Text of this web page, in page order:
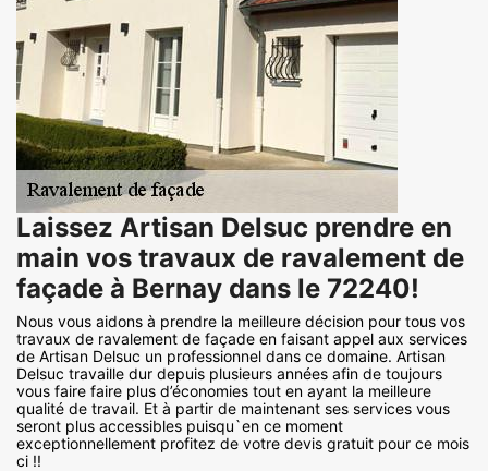
Laissez Artisan Delsuc prendre en
main vos travaux de ravalement de
façade à Bernay dans le 72240!
Nous vous aidons à prendre la meilleure décision pour tous vos
travaux de ravalement de façade en faisant appel aux services
de Artisan Delsuc un professionnel dans ce domaine. Artisan
Delsuc travaille dur depuis plusieurs années afin de toujours
vous faire faire plus d’économies tout en ayant la meilleure
qualité de travail. Et à partir de maintenant ses services vous
seront plus accessibles puisqu`en ce moment
exceptionnellement profitez de votre devis gratuit pour ce mois
ci !!